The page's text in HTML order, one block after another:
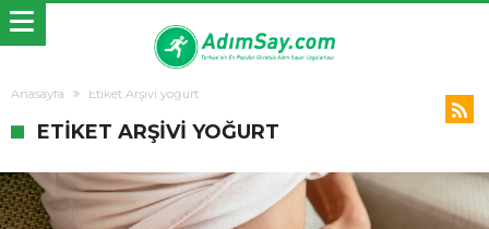
Anasayfa Etiket Arşivi yoğurt
ETIKET ARŞIVI YOĞURT